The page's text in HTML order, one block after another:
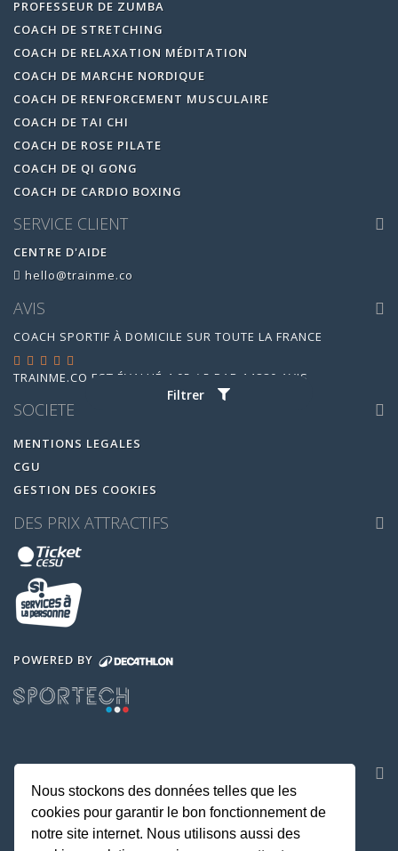
Filtrer
PROFESSEUR DE ZUMBA
COACH DE STRETCHING
COACH DE RELAXATION MÉDITATION
COACH DE MARCHE NORDIQUE
COACH DE RENFORCEMENT MUSCULAIRE
COACH DE TAI CHI
COACH DE ROSE PILATE
COACH DE QI GONG
COACH DE CARDIO BOXING
SERVICE CLIENT
CENTRE D'AIDE
hello@trainme.co
AVIS
COACH SPORTIF À DOMICILE SUR TOUTE LA FRANCE
TRAINME.CO EST ÉVALUÉ 4.95 / 5 PAR 14880 AVIS
SOCIETE
MENTIONS LEGALES
CGU
GESTION DES COOKIES
DES PRIX ATTRACTIFS
POWERED BY
Nous stockons des données telles que les
cookies pour garantir le bon fonctionnement de
notre site internet. Nous utilisons aussi des